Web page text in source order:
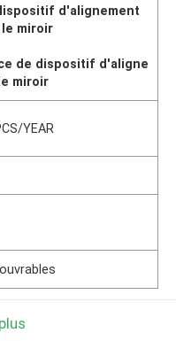
d'alignement
le miroir
de dispositif d'aligne
miroir
YEAR